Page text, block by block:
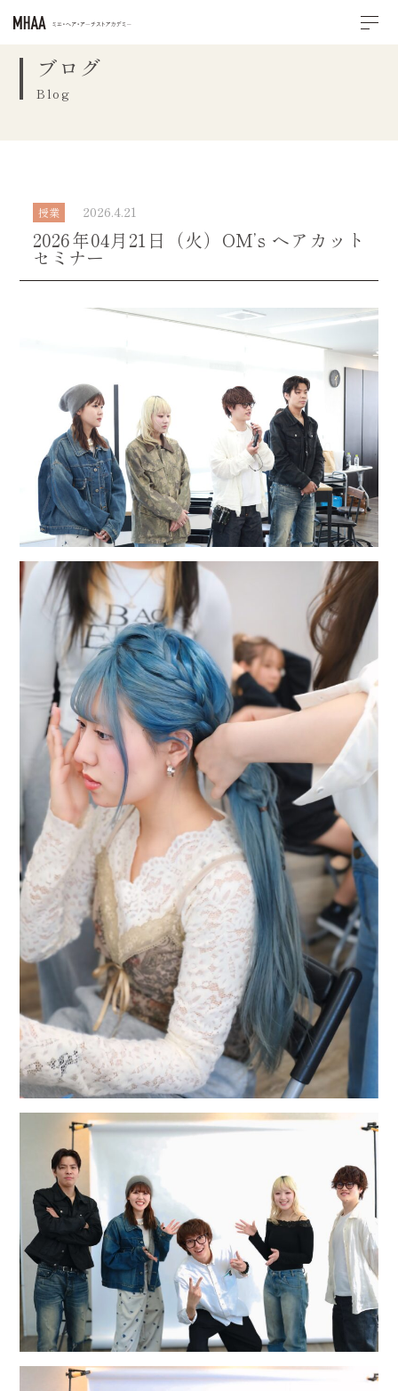
ブログ
Blog
授業 2026.4.21
2026年04月21日（火）OM’s ヘアカット
セミナー